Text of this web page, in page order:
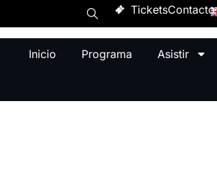
TicketsContacto
Inicio Programa Asistir